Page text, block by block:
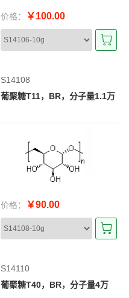
价格： ￥100.00
S14108
葡聚糖T11，BR，分子量1.1万
价格： ￥90.00
S14110
葡聚糖T40，BR，分子量4万